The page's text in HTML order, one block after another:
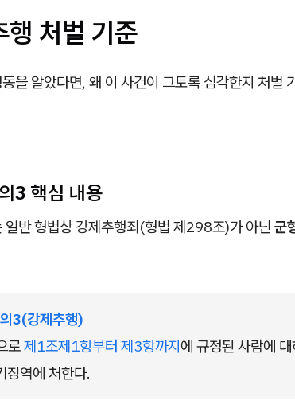
행 처벌 기준
을 알았다면, 왜 이 사건이 그토록 심각한지 처벌
3 핵심 내용
일반 형법상 강제추행죄(형법 제298조)가 아닌 군
3(강제추행)
로 제1조제1항부터 제3항까지에 규정된 사람에
징역에 처한다.